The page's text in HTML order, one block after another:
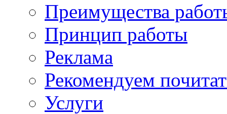
Преимущества
Принцип работы
Реклама
Рекомендуем
Услуги